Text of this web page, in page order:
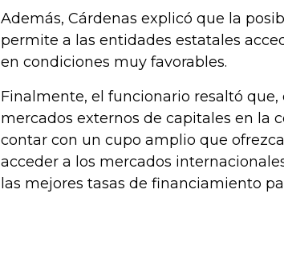
Además, Cárdenas explicó que la
permite a las entidades estatales
en condiciones muy favorables.
Finalmente, el funcionario resaltó
mercados externos de capitales en la
contar con un cupo amplio que
acceder a los mercados
las mejores tasas de financiamiento